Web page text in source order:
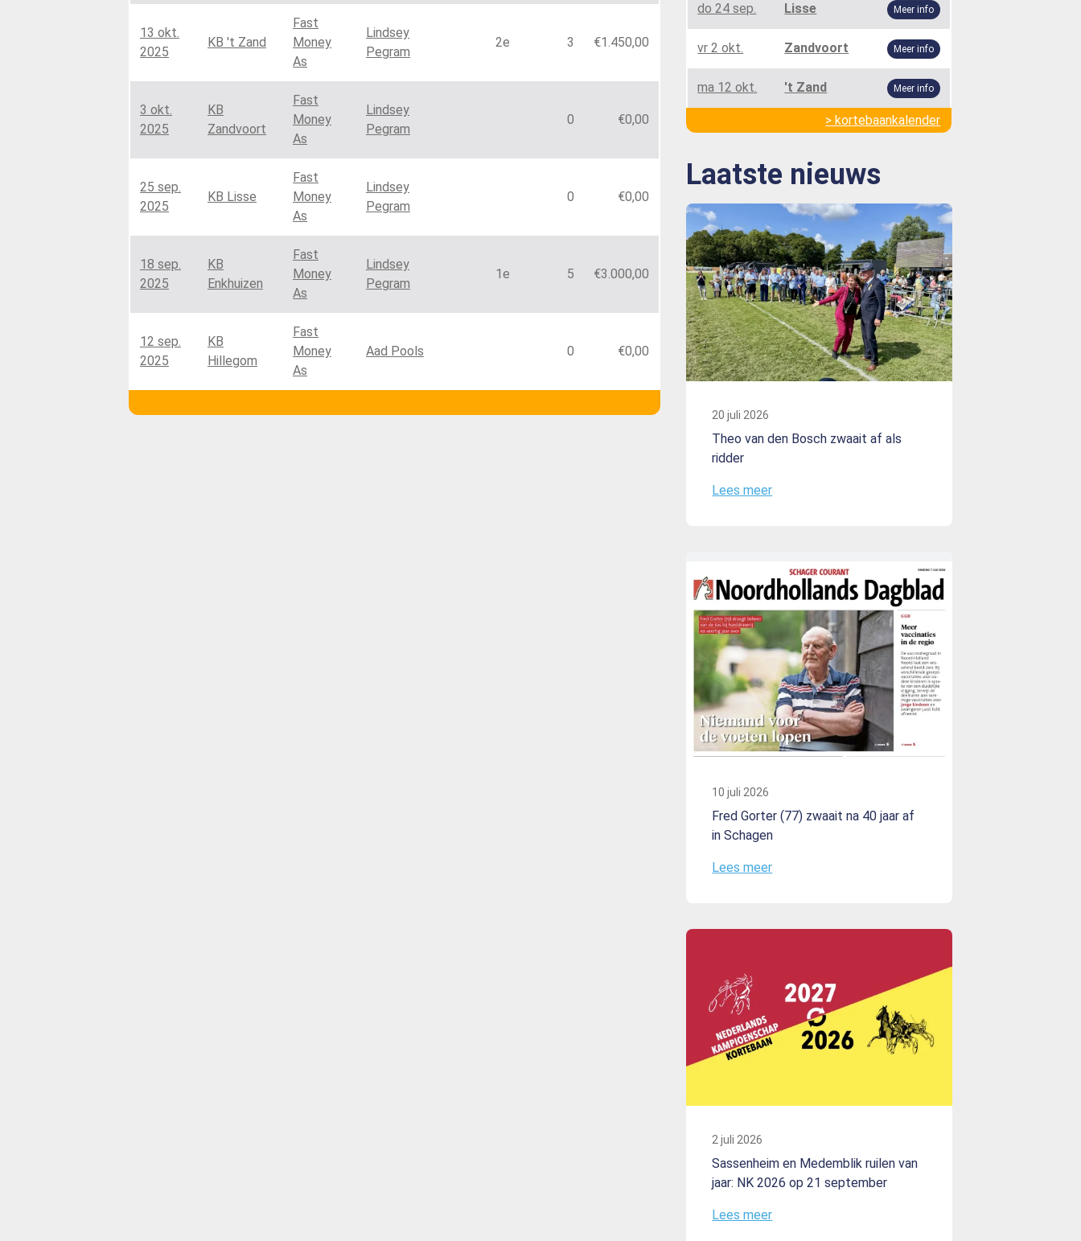
13 okt.
2025
KB 't Zand
Fast
Money
As
Lindsey
Pegram
2e 3 €1.450,00
3 okt.
2025
KB
Zandvoort
Fast
Money
As
Lindsey
Pegram
0 €0,00
25 sep.
2025
KB Lisse
Fast
Money
As
Lindsey
Pegram
0 €0,00
18 sep.
2025
KB
Enkhuizen
Fast
Money
As
Lindsey
Pegram
1e 5 €3.000,00
12 sep.
2025
KB
Hillegom
Fast
Money
As
Aad Pools 0 €0,00
do 24 sep. Lisse Meer info
vr 2 okt. Zandvoort Meer info
ma 12 okt. 't Zand Meer info
> kortebaankalender
Laatste nieuws
20 juli 2026
Theo van den Bosch zwaait af als
ridder
Lees meer
10 juli 2026
Fred Gorter (77) zwaait na 40 jaar af
in Schagen
Lees meer
2 juli 2026
Sassenheim en Medemblik ruilen van
jaar: NK 2026 op 21 september
Lees meer